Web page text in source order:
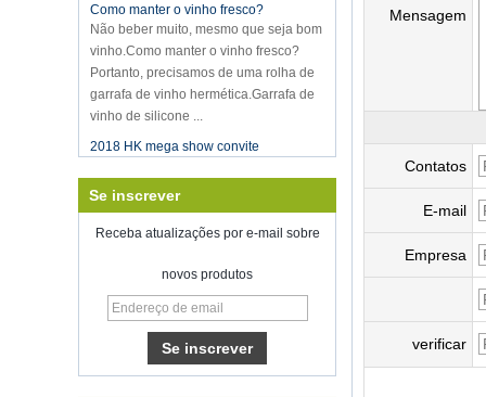
Não beber muito, mesmo que seja bom
vinho.Como manter o vinho fresco?
Portanto, precisamos de uma rolha de
garrafa de vinho hermética.Garrafa de
vinho de silicone ...
Participaremos do Mega Show Part
de 2018, o número é 3E-C33,
esperando por sua chegada!
Bem-vindo a encontrar-se conosco no
Place Chicago IL USA.Booth N6819.
Selador de vácuo de armazenamento
de alimentos
Boa sorte com o seu trabalho durante
todo o ano novo
Se inscrever
Receba atualizações por e-mail sobre
novos produtos
Mensagem
Contatos
E-mail
Empresa
verificar